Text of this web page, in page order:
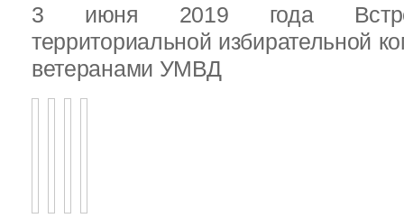
3 июня 2019 года
территориальной избирательной
ветеранами УМВД